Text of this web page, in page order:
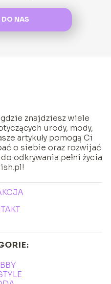
NAS
znajdziesz wiele
urody, mody,
artykuły pomogą Ci
o siebie oraz rozwijać
odkrywania pełni życia